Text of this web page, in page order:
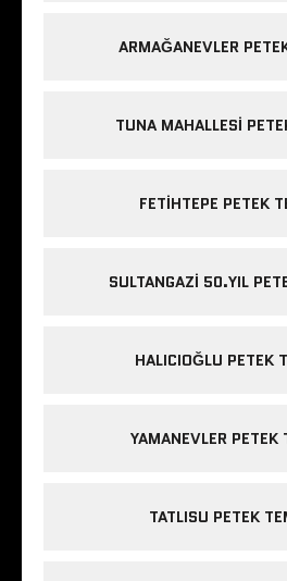
ARMAĞANEVLER
TUNA MAHALLESI
FETIHTEPE PETEK
SULTANGAZI 50.YIL
HALICIOĞLU PETEK
YAMANEVLER PETEK
TATLISU PETEK